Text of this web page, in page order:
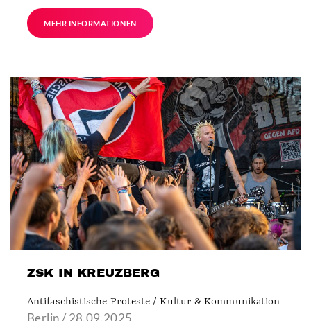
MEHR INFORMATIONEN
ZSK IN KREUZBERG
Antifaschistische Proteste / Kultur & Kommunikation
Berlin / 28.09.2025